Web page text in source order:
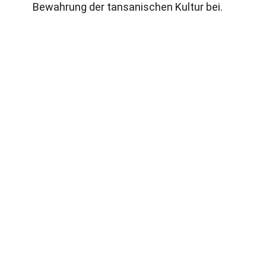
Bewahrung der tansanischen Kultur bei.